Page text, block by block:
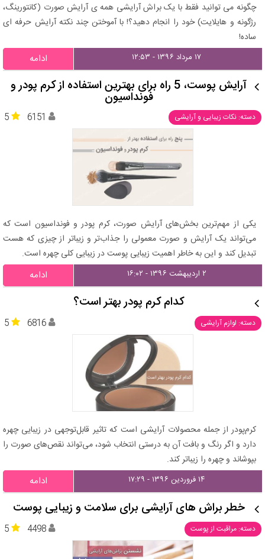
چگونه می توانید فقط با یک براش آرایشی همه ی آرایش صورت (کانتورینگ،
رژگونه و هایلایت) خود را انجام دهید؟! با آموختن چند نکته آرایش حرفه ای
ساده!
۱۷ مرداد ۱۳۹۶ - ۱۲:۵۳ ادامه
آرایش پوست، 5 راه برای بهترین استفاده از کرم پودر و
فونداسیون
دسته: نکات زیبایی و آرایشی 5 6151
یکی از مهم‌ترین بخش‌های آرایش صورت، کرم پودر و فونداسیون است که
می‌تواند یک آرایش و صورت معمولی را جذاب‌تر و زیباتر از چیزی که هست
تبدیل کند و این به خاطر اهمیت زیبایی پوست در زیبایی کلی چهره است.
۲ اردیبهشت ۱۳۹۶ - ۱۶:۰۲ ادامه
کدام کرم پودر بهتر است؟
دسته: لوازم آرایشی 5 6816
کرم‌پودر از جمله محصولات آرایشی است که تاثیر قابل‌توجهی در زیبایی چهره
دارد و اگر رنگ و بافت آن به درستی انتخاب شود، می‌تواند نقص‌های صورت را
بپوشاند و چهره را زیباتر کند.
۱۴ فروردین ۱۳۹۶ - ۱۷:۲۹ ادامه
خطر براش های آرایشی برای سلامت و زیبایی پوست
دسته: مراقبت از پوست 5 4498